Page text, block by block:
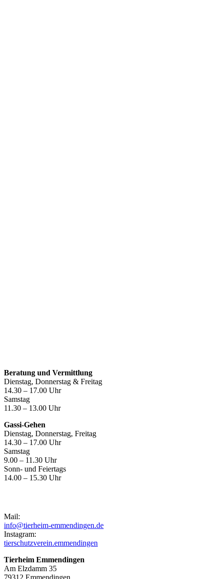
Beratung und Vermittlung
Dienstag, Donnerstag & Freitag
14.30 – 17.00 Uhr
Samstag
11.30 – 13.00 Uhr
Gassi-Gehen
Dienstag, Donnerstag, Freitag
14.30 – 17.00 Uhr
Samstag
9.00 – 11.30 Uhr
Sonn- und Feiertags
14.00 – 15.30 Uhr
Mail:
info@tierheim-emmendingen.de
Instagram:
tierschutzverein.emmendingen
Tierheim Emmendingen
Am Elzdamm 35
79312 Emmendingen